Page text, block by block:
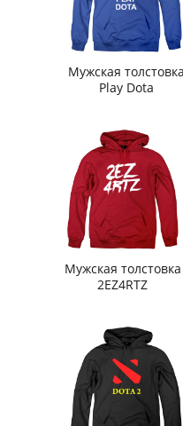
Мужская толстовка
Play Dota
Мужская толстовка
2EZ4RTZ